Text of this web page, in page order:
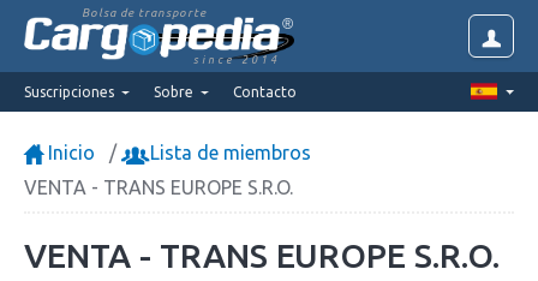
Bolsa de transporte
since 2014
Suscripciones Sobre Contacto
Inicio
Lista de miembros
VENTA - TRANS EUROPE S.R.O.
VENTA - TRANS EUROPE S.R.O.